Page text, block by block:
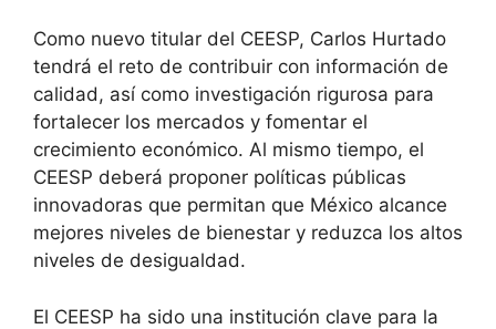
Como nuevo titular del CEESP, Carlos Hurtado
tendrá el reto de contribuir con información de
calidad, así como investigación rigurosa para
fortalecer los mercados y fomentar el
crecimiento económico. Al mismo tiempo, el
CEESP deberá proponer políticas públicas
innovadoras que permitan que México alcance
mejores niveles de bienestar y reduzca los altos
niveles de desigualdad.
El CEESP ha sido una institución clave para la